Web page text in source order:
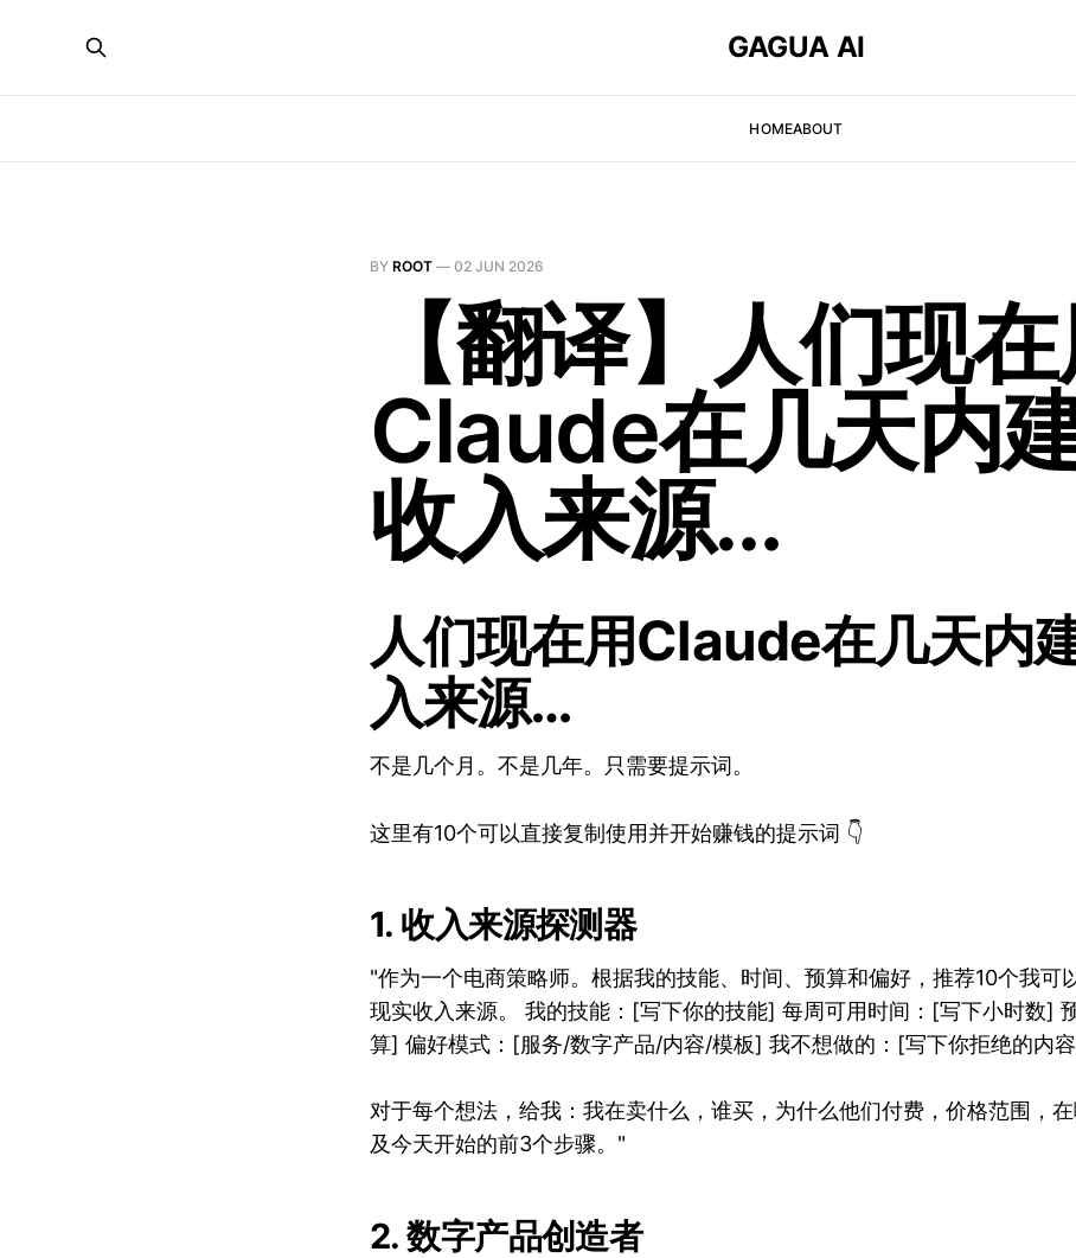
GAGUA AI
HOMEABOUT
BY ROOT — 02 JUN 2026
【翻译】人们现
Claude在几天内
收入来源…
人们现在用Claude在几天内
入来源…
不是几个月。不是几年。只需要提示词。
这里有10个可以直接复制使用并开始赚钱的提示词 👇
1. 收入来源探测器
"作为一个电商策略师。根据我的技能、时间、预算和偏好，推荐10个我可
现实收入来源。 我的技能：[写下你的技能] 每周可用时间：[写下小时数]
算] 偏好模式：[服务/数字产品/内容/模板] 我不想做的：[写下你拒绝的内
对于每个想法，给我：我在卖什么，谁买，为什么他们付费，价格范围，
及今天开始的前3个步骤。"
2. 数字产品创造者